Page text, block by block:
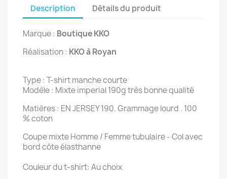
Description Détails du produit
Marque : Boutique KKO
Réalisation : KKO à Royan
Type : T-shirt manche courte
Modèle : Mixte imperial 190g très bonne qualité
Matières : EN JERSEY 190. Grammage lourd . 100
% coton
Coupe mixte Homme / Femme tubulaire - Col avec
bord côte élasthanne
Couleur du t-shirt: Au choix